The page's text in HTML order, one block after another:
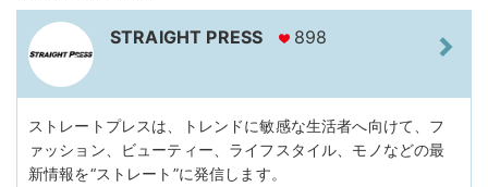
STRAIGHT PRESS 898
ストレートプレスは、トレンドに敏感な生活者へ向けて、フ
ァッション、ビューティー、ライフスタイル、モノなどの最
新情報を“ストレート”に発信します。